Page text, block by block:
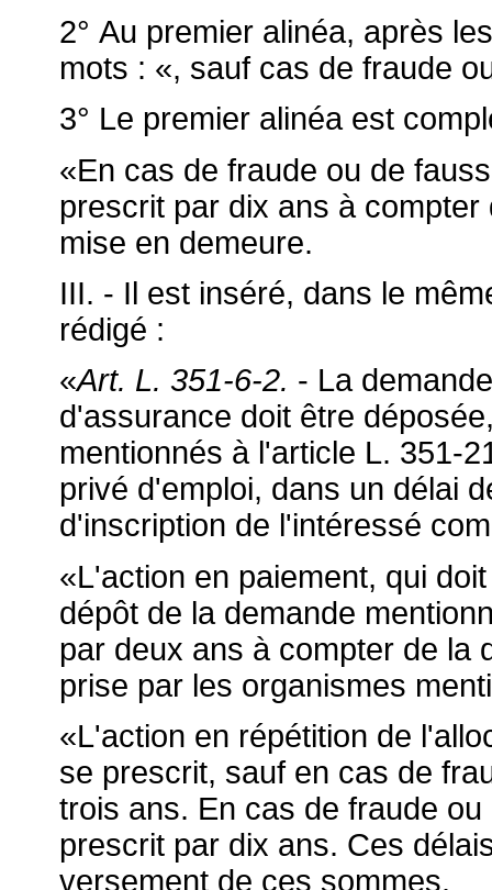
2° Au premier alinéa, après
mots : «, sauf cas de fraude
3° Le premier alinéa est
«En cas de fraude ou de
prescrit par dix ans à
mise en demeure.
III. - Il est inséré, dans le
rédigé :
«Art. L. 351-6-2. - La
d'assurance doit être
mentionnés à l'article L. 351-
privé d'emploi, dans un délai
d'inscription de l'intéressé
«L'action en paiement, qui
dépôt de la demande
par deux ans à compter de la
prise par les organismes
«L'action en répétition de
se prescrit, sauf en cas de
trois ans. En cas de fraude
prescrit par dix ans. Ces
versement de ces sommes.